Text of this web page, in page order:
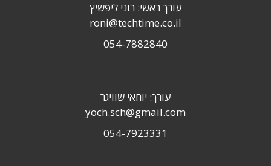
עורך ראשי: רוני ליפשיץ
roni@techtime.co.il
054-7882840
עורך: יוחאי שוויגר
yoch.sch@gmail.com
054-7923331